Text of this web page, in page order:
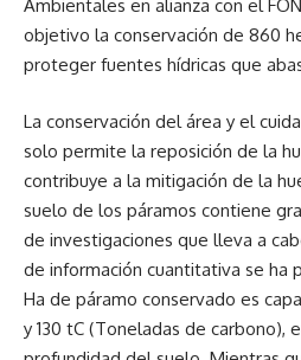
Ambientales en alianza con el
objetivo la conservación de 860
proteger fuentes hídricas que
La conservación del área y el
solo permite la reposición de la
contribuye a la mitigación de la
suelo de los páramos contiene
de investigaciones que lleva a
de información cuantitativa se ha
Ha de páramo conservado es
y 130 tC (Toneladas de carbono),